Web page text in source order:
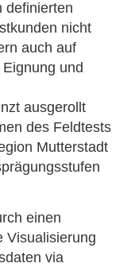
definierten
nicht
auch auf
und
ausgerollt
des Feldtests
Mutterstadt
einen
Visualisierung
via